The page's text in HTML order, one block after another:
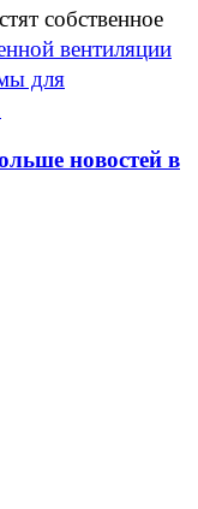
собственное
вентиляции
для
новостей в